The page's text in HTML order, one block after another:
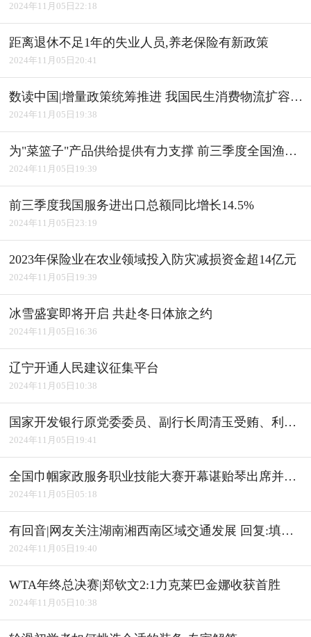
2024年11月05日22:18
距离退休不足1年的失业人员,养老保险有新政策
2024年11月05日20:41
数读中国|增量政策统筹推进 我国民生消费物流扩容升级
2024年11月05日19:38
为"菜篮子"产品供给提供有力支撑 前三季度全国渔业经济平稳发展
2024年11月05日19:39
前三季度我国服务进出口总额同比增长14.5%
2024年11月05日23:19
2023年保险业在农业领域投入防灾减损资金超14亿元
2024年11月05日19:39
冰雪盛宴即将开启 共赴冬日体旅之约
2024年11月05日16:36
辽宁开通人民建议征集平台
2024年11月05日10:38
国家开发银行原党委委员、副行长周清玉受贿、利用影响力受贿案一审宣判
2024年11月05日19:41
全国巾帼家政服务职业技能大赛开幕谌贻琴出席并宣布开幕
2024年11月05日05:18
有回音|网友关注湖南湘西南区域交通发展 回复:填补"空白" 完善路网
2024年11月05日19:40
WTA年终总决赛|郑钦文2:1力克莱巴金娜收获首胜
2024年11月05日10:38